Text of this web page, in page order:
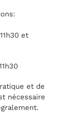
et
et de
nécessaire